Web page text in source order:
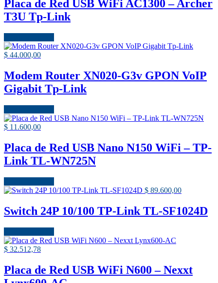
Placa de Red USB WiFi AC1300 – Archer
T3U Tp-Link
$ 44.000,00
Modem Router XN020-G3v GPON VoIP
Gigabit Tp-Link
$ 11.600,00
Placa de Red USB Nano N150 WiFi – TP-
Link TL-WN725N
$ 89.600,00
Switch 24P 10/100 TP-Link TL-SF1024D
$ 32.512,78
Placa de Red USB WiFi N600 – Nexxt